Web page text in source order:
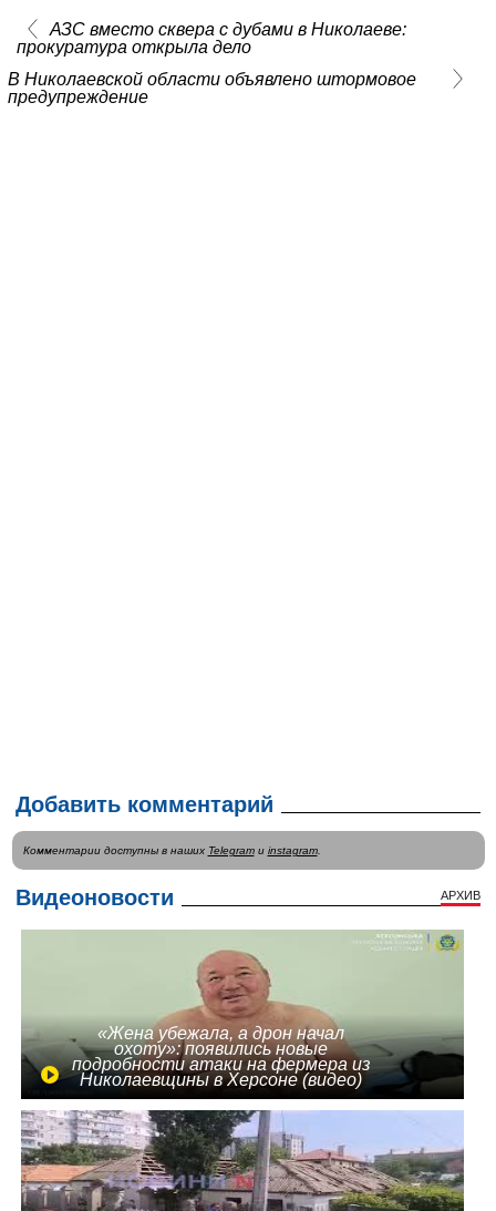
АЗС вместо сквера с дубами в Николаеве:
прокуратура открыла дело
В Николаевской области объявлено штормовое
предупреждение
Добавить комментарий
Комментарии доступны в наших Telegramи instagram.
Видеоновости АРХИВ
«Жена убежала, а дрон начал
охоту»: появились новые
подробности атаки на фермера из
Николаевщины в Херсоне (видео)